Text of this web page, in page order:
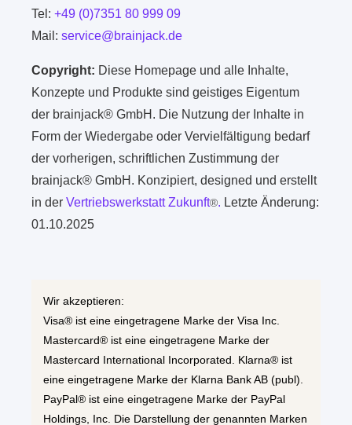
Tel:+49 (0)7351 80 999 09
Mail:service@brainjack.de
Copyright: Diese Homepage und alle Inhalte,
Konzepte und Produkte sind geistiges Eigentum
der brainjack® GmbH. Die Nutzung der Inhalte in
Form der Wiedergabe oder Vervielfältigung bedarf
der vorherigen, schriftlichen Zustimmung der
brainjack® GmbH. Konzipiert, designed und erstellt
in derVertriebswerkstatt Zukunft®. Letzte Änderung:
01.10.2025
Wir akzeptieren:
Visa® ist eine eingetragene Marke der Visa Inc.
Mastercard® ist eine eingetragene Marke der
Mastercard International Incorporated. Klarna® ist
eine eingetragene Marke der Klarna Bank AB (publ).
PayPal® ist eine eingetragene Marke der PayPal
Holdings, Inc. Die Darstellung der genannten Marken